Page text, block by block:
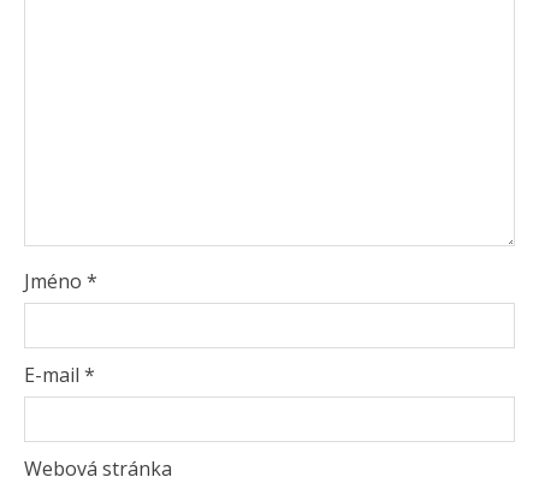
Jméno *
E-mail *
Webová stránka